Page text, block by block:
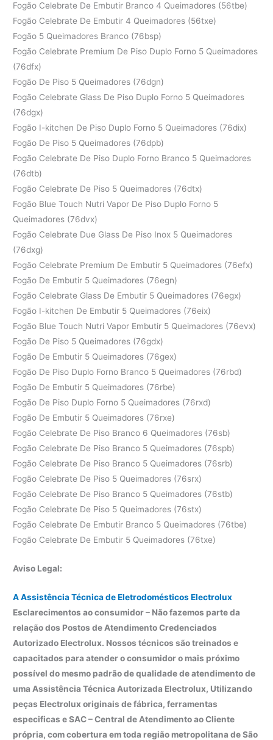
Fogão Celebrate De Embutir Branco 4 Queimadores (56tbe)
Fogão Celebrate De Embutir 4 Queimadores (56txe)
Fogão 5 Queimadores Branco (76bsp)
Fogão Celebrate Premium De Piso Duplo Forno 5 Queimadores
(76dfx)
Fogão De Piso 5 Queimadores (76dgn)
Fogão Celebrate Glass De Piso Duplo Forno 5 Queimadores
(76dgx)
Fogão I-kitchen De Piso Duplo Forno 5 Queimadores (76dix)
Fogão De Piso 5 Queimadores (76dpb)
Fogão Celebrate De Piso Duplo Forno Branco 5 Queimadores
(76dtb)
Fogão Celebrate De Piso 5 Queimadores (76dtx)
Fogão Blue Touch Nutri Vapor De Piso Duplo Forno 5
Queimadores (76dvx)
Fogão Celebrate Due Glass De Piso Inox 5 Queimadores
(76dxg)
Fogão Celebrate Premium De Embutir 5 Queimadores (76efx)
Fogão De Embutir 5 Queimadores (76egn)
Fogão Celebrate Glass De Embutir 5 Queimadores (76egx)
Fogão I-kitchen De Embutir 5 Queimadores (76eix)
Fogão Blue Touch Nutri Vapor Embutir 5 Queimadores (76evx)
Fogão De Piso 5 Queimadores (76gdx)
Fogão De Embutir 5 Queimadores (76gex)
Fogão De Piso Duplo Forno Branco 5 Queimadores (76rbd)
Fogão De Embutir 5 Queimadores (76rbe)
Fogão De Piso Duplo Forno 5 Queimadores (76rxd)
Fogão De Embutir 5 Queimadores (76rxe)
Fogão Celebrate De Piso Branco 6 Queimadores (76sb)
Fogão Celebrate De Piso Branco 5 Queimadores (76spb)
Fogão Celebrate De Piso Branco 5 Queimadores (76srb)
Fogão Celebrate De Piso 5 Queimadores (76srx)
Fogão Celebrate De Piso Branco 5 Queimadores (76stb)
Fogão Celebrate De Piso 5 Queimadores (76stx)
Fogão Celebrate De Embutir Branco 5 Queimadores (76tbe)
Fogão Celebrate De Embutir 5 Queimadores (76txe)
Aviso Legal:
A Assistência Técnica de Eletrodomésticos Electrolux
Esclarecimentos ao consumidor – Não fazemos parte da
relação dos Postos de Atendimento Credenciados
Autorizado Electrolux. Nossos técnicos são treinados e
capacitados para atender o consumidor o mais próximo
possível do mesmo padrão de qualidade de atendimento de
uma Assistência Técnica Autorizada Electrolux, Utilizando
peças Electrolux originais de fábrica, ferramentas
especificas e SAC – Central de Atendimento ao Cliente
própria, com cobertura em toda região metropolitana de São